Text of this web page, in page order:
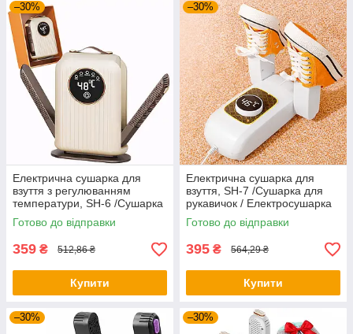
–30%
Електрична сушарка для
взуття з регулюванням
температури, SH-6 /Сушарка
для рукавичок /
Електросушарка для взуття /
Готово до відправки
359 ₴ 512,86 ₴
Купити
–30%
Електрична сушарка для
взуття, SH-7 /Сушарка для
рукавичок / Електросушарка
для взуття / Взуттєва сушка
Готово до відправки
395 ₴ 564,29 ₴
Купити
–30% –30%